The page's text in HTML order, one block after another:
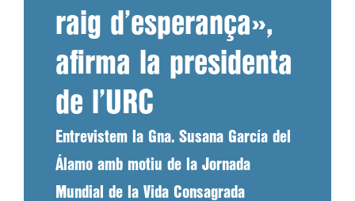
raig d’esperança»,
afirma la presidenta
de l’URC
Entrevistem la Gna. Susana García del
Álamo amb motiu de la Jornada
Mundial de la Vida Consagrada